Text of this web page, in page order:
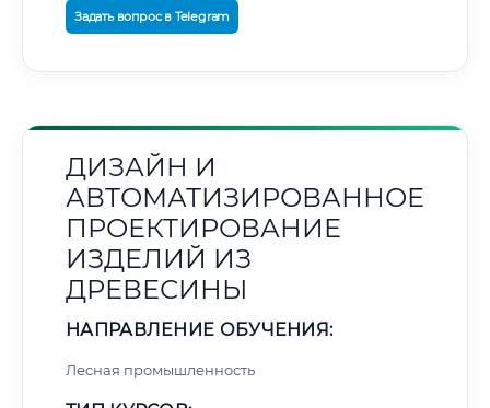
Задать вопрос в Telegram
ДИЗАЙН И
АВТОМАТИЗИРОВАННОЕ
ПРОЕКТИРОВАНИЕ
ИЗДЕЛИЙ ИЗ
ДРЕВЕСИНЫ
НАПРАВЛЕНИЕ ОБУЧЕНИЯ:
Лесная промышленность